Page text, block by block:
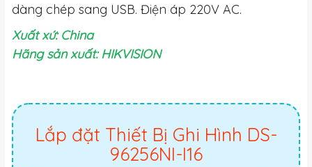
dàng chép sang USB. Điện áp 220V AC.
Xuất xứ: China
Hãng sản xuất: HIKVISION
Lắp đặt Thiết Bị Ghi Hình DS-
96256NI-I16